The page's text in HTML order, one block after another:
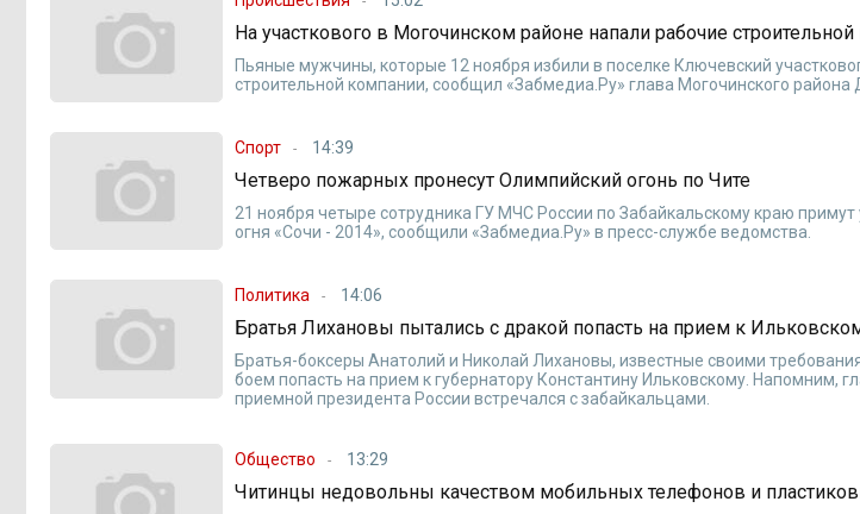
На участкового в Могочинском районе напали рабочие
Пьяные мужчины, которые 12 ноября избили в поселке Ключевский
строительной компании, сообщил «Забмедиа.Ру» глава Могочинского
Спорт 14:39
Четверо пожарных пронесут Олимпийский огонь по Чите
21 ноября четыре сотрудника ГУ МЧС России по Забайкальскому краю
огня «Сочи - 2014», сообщили «Забмедиа.Ру» в пресс-службе ведомства.
Политика 14:06
Братья Лихановы пытались с дракой попасть на прием к
Братья-боксеры Анатолий и Николай Лихановы, известные своими
боем попасть на прием к губернатору Константину Ильковскому. Напомним,
приемной президента России встречался с забайкальцами.
Общество 13:29
Читинцы недовольны качеством мобильных телефонов и